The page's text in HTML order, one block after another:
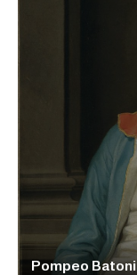
Pompeo Batoni